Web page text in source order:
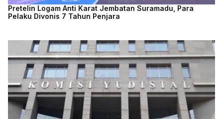
Pretelin Logam Anti Karat Jembatan Suramadu, Para
Pelaku Divonis 7 Tahun Penjara